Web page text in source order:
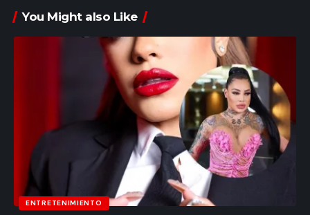
You Might also Like
ENTRETENIMIENTO